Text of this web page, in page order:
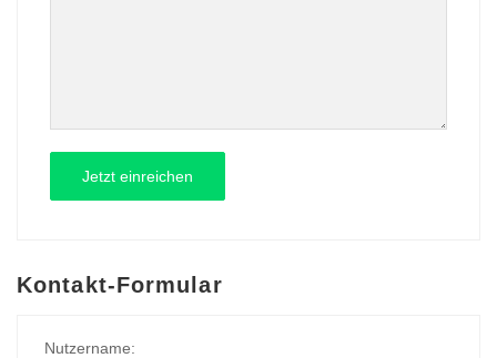
Kontakt-Formular
Nutzername: